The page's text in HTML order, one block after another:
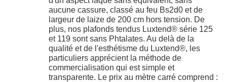
aucune cassure, classé au feu Bs2d0 et de
largeur de laize de 200 cm hors tension. De
plus, nos plafonds tendus Luxtend® série 125
et 119 sont sans Phtalates. Au delà de la
qualité et de l'esthétisme du Luxtend®, les
particuliers apprécient la méthode de
commercialisation qui est simple et
transparente. Le prix au mètre carré comprend :